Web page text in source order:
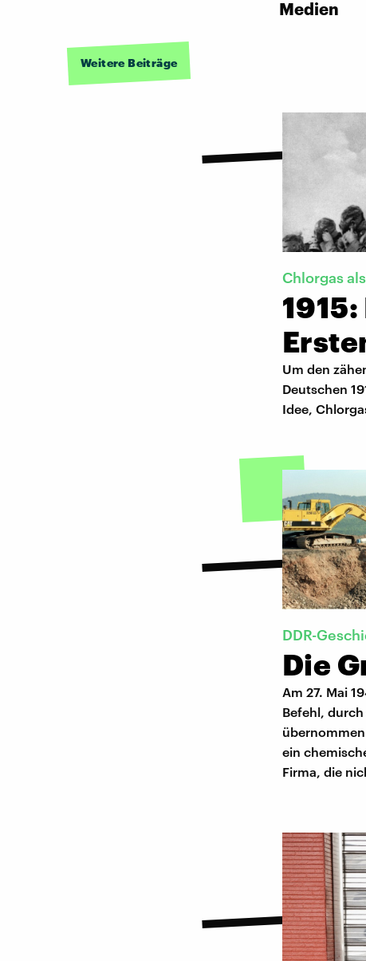
Medien
Weitere Beiträge
Chlorgas
Um den
Deutschen
Idee,
DDR-
Die
Am 27. Mai
Befehl,
ein
Firma, die